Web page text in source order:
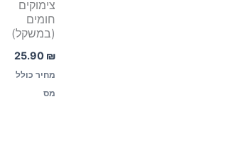
צימוקים
חומים
(במשקל)
25.90 ₪
מחיר כולל
מס